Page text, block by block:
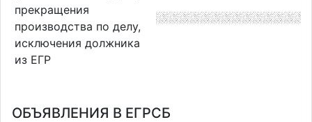
прекращения
производства по делу,
исключения должника
из ЕГР
ОБЪЯВЛЕНИЯ В ЕГРСБ